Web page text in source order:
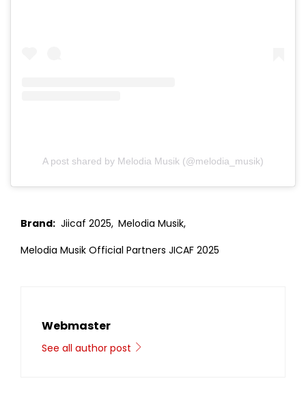
A post shared by Melodia Musik (@melodia_musik)
Brand: Jiicaf 2025, Melodia Musik,
Melodia Musik Official Partners JICAF 2025
Webmaster
See all author post